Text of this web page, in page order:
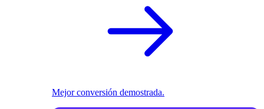
Mejor conversión demostrada.